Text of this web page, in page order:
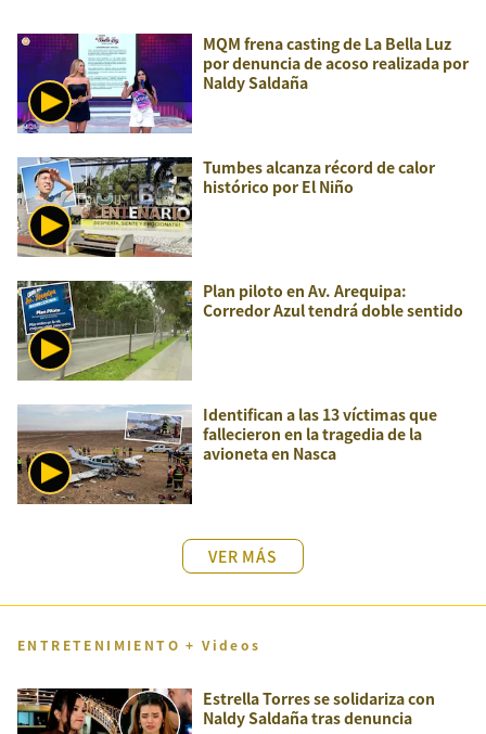
MQM frena casting de La Bella Luz
por denuncia de acoso realizada por
Naldy Saldaña
Tumbes alcanza récord de calor
histórico por El Niño
Plan piloto en Av. Arequipa:
Corredor Azul tendrá doble sentido
Identifican a las 13 víctimas que
fallecieron en la tragedia de la
avioneta en Nasca
VER MÁS
ENTRETENIMIENTO + Videos
Estrella Torres se solidariza con
Naldy Saldaña tras denuncia